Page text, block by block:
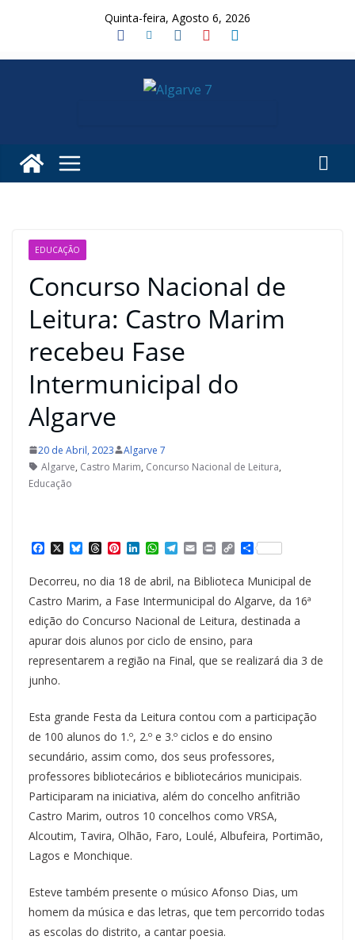
Quinta-feira, Agosto 6, 2026
EDUCAÇÃO
Concurso Nacional de
Leitura: Castro Marim
recebeu Fase
Intermunicipal do
Algarve
20 de Abril, 2023
Algarve 7
Algarve, Castro Marim, Concurso Nacional de Leitura,
Educação
a
e
b
o
o
k
X B
e
s
k
y
T
h
r
e
a
d
s
P
n
t
e
r
e
s
t
L
k
e
d
I
n
W
h
t
s
A
p
p
T
e
e
g
r
a
m
E
m
a
i
l
P
n
t
C
o
y
L
i
n
k
S
h
a
r
e
Decorreu, no dia 18 de abril, na Biblioteca Municipal de
Castro Marim, a Fase Intermunicipal do Algarve, da 16ª
edição do Concurso Nacional de Leitura, destinada a
apurar dois alunos por ciclo de ensino, para
representarem a região na Final, que se realizará dia 3 de
junho.
Esta grande Festa da Leitura contou com a participação
de 100 alunos do 1.º, 2.º e 3.º ciclos e do ensino
secundário, assim como, dos seus professores,
professores bibliotecários e bibliotecários municipais.
Participaram na iniciativa, além do concelho anfitrião
Castro Marim, outros 10 concelhos como VRSA,
Alcoutim, Tavira, Olhão, Faro, Loulé, Albufeira, Portimão,
Lagos e Monchique.
Esteve também presente o músico Afonso Dias, um
homem da música e das letras, que tem percorrido todas
as escolas do distrito, a cantar poesia.